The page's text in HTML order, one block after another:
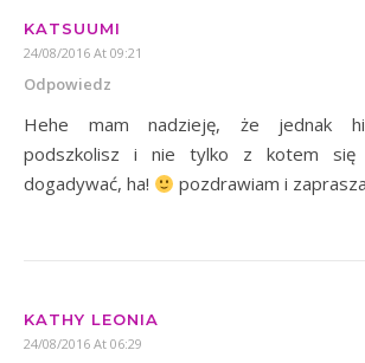
KATSUUMI
24/08/2016 At 09:21
Odpowiedz
Hehe mam nadzieję, że jednak
podszkolisz i nie tylko z kotem się
dogadywać, ha!
pozdrawiam i
KATHY LEONIA
24/08/2016 At 06:29